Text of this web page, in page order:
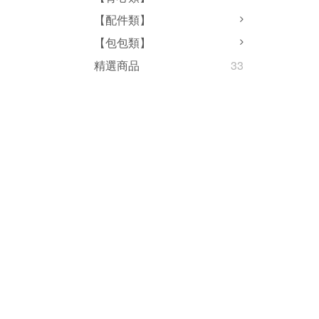
【配件類】
【包包類】
精選商品
33